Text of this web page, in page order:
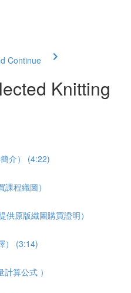
Continue
Knitting
介） (4:22)
程織圖）
原版織圖購買證明）
） (3:14)
算公式 ）